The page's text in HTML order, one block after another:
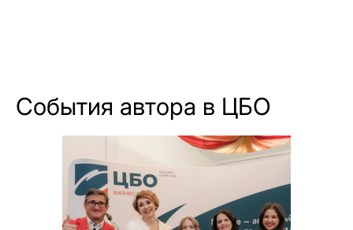
События автора в ЦБО